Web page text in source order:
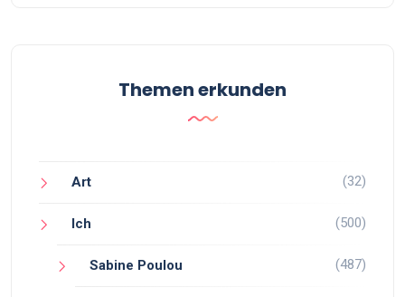
Themen erkunden
Art (32)
Ich (500)
Sabine Poulou (487)